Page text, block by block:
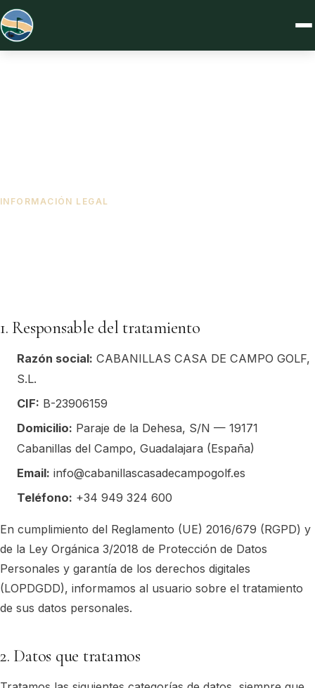
INFORMACIÓN LEGAL
1. Responsable del tratamiento
Razón social: CABANILLAS CASA DE CAMPO GOLF,
S.L.
CIF: B-23906159
Domicilio: Paraje de la Dehesa, S/N — 19171
Cabanillas del Campo, Guadalajara (España)
Email: info@cabanillascasadecampogolf.es
Teléfono: +34 949 324 600
En cumplimiento del Reglamento (UE) 2016/679 (RGPD) y
de la Ley Orgánica 3/2018 de Protección de Datos
Personales y garantía de los derechos digitales
(LOPDGDD), informamos al usuario sobre el tratamiento
de sus datos personales.
2. Datos que tratamos